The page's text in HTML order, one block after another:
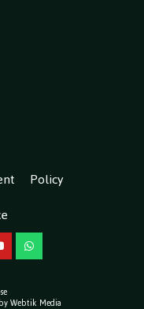
Policy
WhatsApp
Webtik Media